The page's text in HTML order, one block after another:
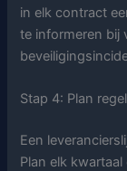
in elk contract
te informeren bij
Stap 4: Plan
Een
Plan elk